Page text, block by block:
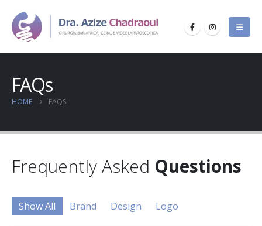
FAQs
HOME FAQS
Frequently Asked Questions
Show All Brand Design Logo